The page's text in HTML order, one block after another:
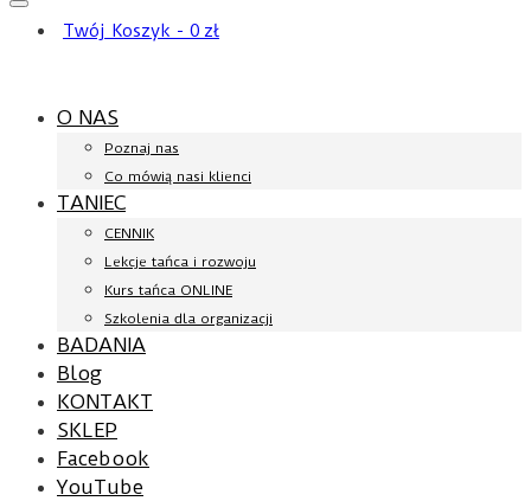
Twój Koszyk - 0 zł
O NAS
Poznaj nas
Co mówią nasi klienci
TANIEC
CENNIK
Lekcje tańca i rozwoju
Kurs tańca ONLINE
Szkolenia dla organizacji
BADANIA
Blog
KONTAKT
SKLEP
Facebook
YouTube